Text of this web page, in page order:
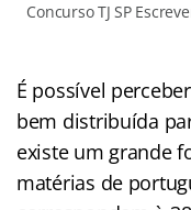
Concurso TJ SP
É possível
bem distribuída
existe um grande
matérias de